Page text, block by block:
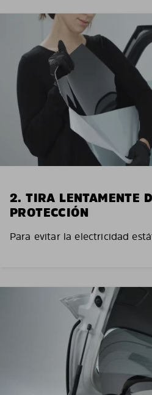
2. TIRA LENTAMENTE
PROTECCIÓN
Para evitar la electricidad